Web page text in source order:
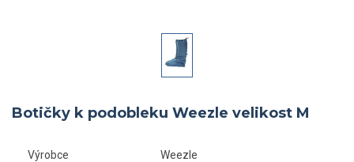
Botičky k podobleku Weezle velikost M
Výrobce Weezle